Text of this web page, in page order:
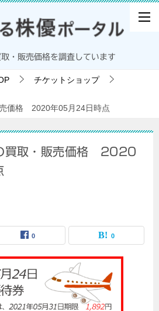
・販売価格を調査しています
チケットショップ
価格 2020年05月24日時点
買取・販売価格 2020
0 0